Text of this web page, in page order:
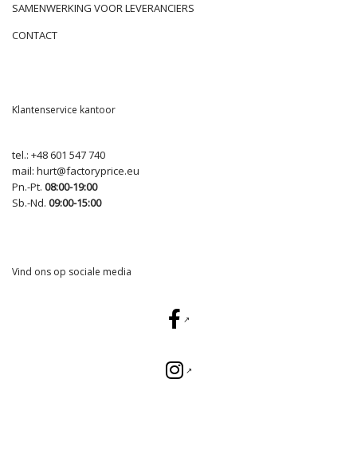
SAMENWERKING VOOR LEVERANCIERS
CONTACT
Klantenservice kantoor
tel.: +48 601 547 740
mail: hurt@factoryprice.eu
Pn.-Pt. 08:00-19:00
Sb.-Nd. 09:00-15:00
Vind ons op sociale media